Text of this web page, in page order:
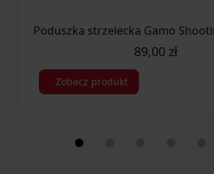
Poduszka strzelecka Gamo
89,00 zł
Zobacz produkt